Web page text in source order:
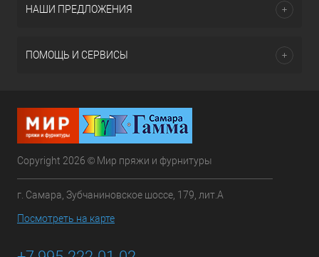
НАШИ ПРЕДЛОЖЕНИЯ
ПОМОЩЬ И СЕРВИСЫ
Copyright 2026 © Мир пряжи и фурнитуры
г. Самара, Зубчаниновское шоссе, 179, лит.А
Посмотреть на карте